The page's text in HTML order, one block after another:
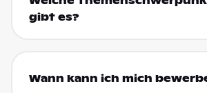
gibt es?
Wann kann ich mich